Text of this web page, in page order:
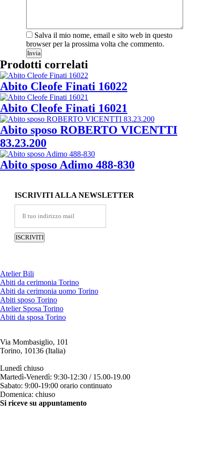
Salva il mio nome, email e sito web in questo
browser per la prossima volta che commento.
Invia
Prodotti correlati
Abito Cleofe Finati 16022
Abito Cleofe Finati 16021
Abito sposo ROBERTO VICENTTI
83.23.200
Abito sposo Adimo 488-830
ISCRIVITI ALLA NEWSLETTER
Atelier Bili
Abiti da cerimonia Torino
Abiti da cerimonia uomo Torino
Abiti sposo Torino
Atelier Sposa Torino
Abiti da sposa Torino
Via Mombasiglio, 101
Torino, 10136 (Italia)
Lunedì chiuso
Martedì-Venerdì: 9:30-12:30 / 15.00-19.00
Sabato: 9:00-19:00 orario continuato
Domenica: chiuso
Si riceve su appuntamento